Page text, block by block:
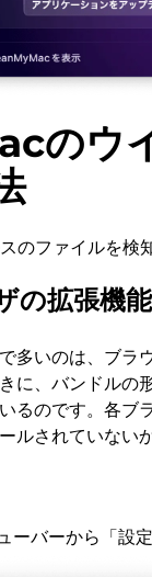
のウ
のファイルを検
の拡張機
多いのは、ブラ
に、バンドルの
るのです。各ブ
ルされていない
ーバーから「設